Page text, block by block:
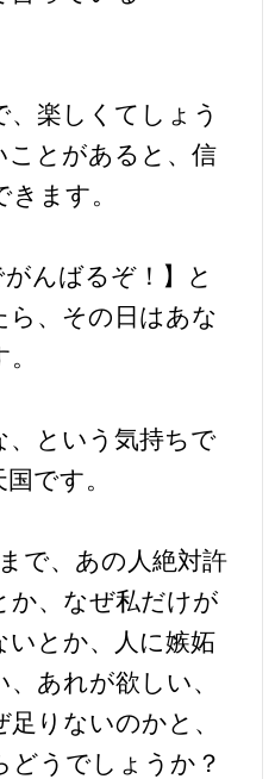
楽しくてしょう
ことがあると、信
ます。
がんばるぞ！】と
ら、その日はあな
、という気持ちで
です。
で、あの人絶対許
か、なぜ私だけが
いとか、人に嫉妬
あれが欲しい、
りないのかと、
どうでしょうか？